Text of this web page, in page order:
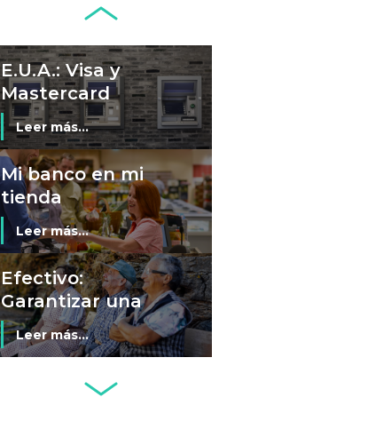
monedas
Leer más...
E.U.A.: Visa y
Mastercard
resuelven
demanda
colectiva sobre
cajeros
automáticos
Leer más...
Mi banco en mi
tienda
Leer más...
Efectivo:
Garantizar una
transición digital
justa, inclusiva y
Leer más...
Seminario El